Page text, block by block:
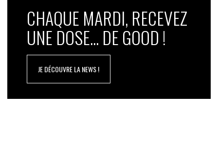
CHAQUE MARDI, RECEVEZ
UNE DOSE... DE GOOD !
JE DÉCOUVRE LA NEWS !